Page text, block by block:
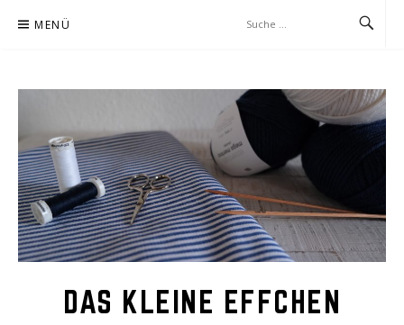
Inhalt MENÜ
DAS KLEINE EFFCHEN